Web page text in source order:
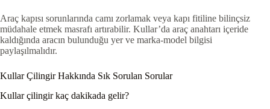
Araç kapısı sorunlarında camı zorlamak veya kapı fitiline bilinçsiz
müdahale etmek masrafı artırabilir. Kullar’da araç anahtarı içeride
kaldığında aracın bulunduğu yer ve marka-model bilgisi
paylaşılmalıdır.
Kullar Çilingir Hakkında Sık Sorulan Sorular
Kullar çilingir kaç dakikada gelir?